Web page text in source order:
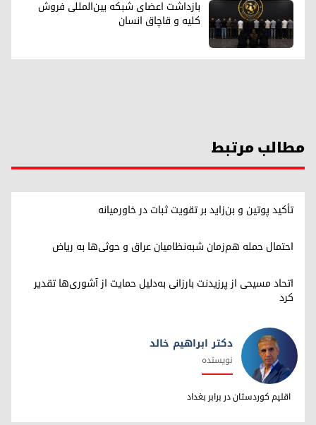
بازداشت اعضای شبکه بین‌المللی فروش
کلیه و قاچاق انسان
مطالب مرتبط
تأکید پوتین و بن‌زاید بر تقویت ثبات در خاورمیانه
احتمال حمله هم‌زمان شبه‌نظامیان عراق و حوثی‌ها به ریاض
اتحاد مسیحی از پرزیدنت بارزانی به‌دلیل حمایت از آشوری‌ها تقدیر
کرد
دکتر ابراهیم خالد
دکتر ابراهیم خالد
نویسنده
اقلیم کوردستان در برابر بغداد